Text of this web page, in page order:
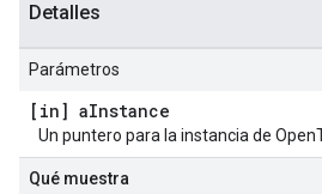
Detalles
Parámetros
[in] aInstance
Un puntero para la instancia de
Qué muestra